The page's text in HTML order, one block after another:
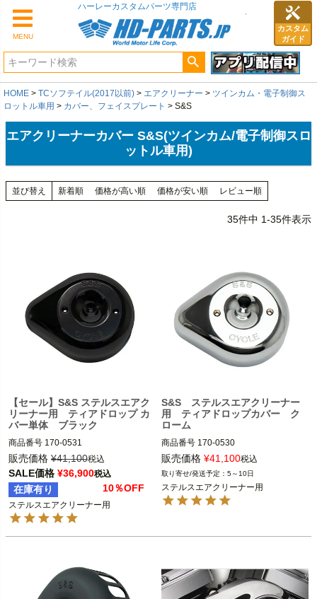
MENU
カスタム
ガイド
HOME TCソフテイル(2017以前) エアクリーナー
ツインカム・電子制御ス
ロットル車用
カバー、フェイスプレート S&S
エアクリーナーカバー S&S(ツインカム/電子制御スロ
ットル車用)
並び替え 新着順 価格が高い順 価格が安い順 レビュー順
35件中 1-35件表示
【セール】S&S ステルスエアク
リーナー用 ティアドロップ カ
バー単体 ブラック
商品番号 170-0531
ステルスエアクリーナー
S&S（エスアンドエス）
販売価格 ¥41,100税込
SALE価格 ¥36,900税込
在庫有り 10％OFF
ステルスエアクリーナー用
S&S ステルスエアクリーナー
用 ティアドロップカバー ク
ローム
商品番号 170-0530
ステルスエアクリーナー
S&S（エスアンドエス）
販売価格 ¥41,100税込
5～10日
ステルスエアクリーナー用